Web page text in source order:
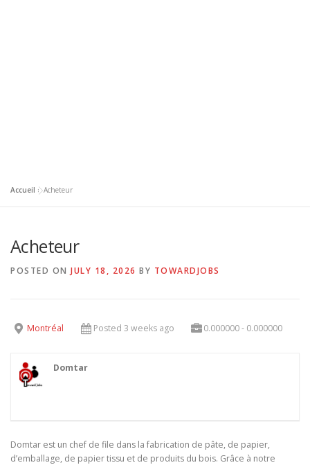
Accueil »Acheteur
Acheteur
POSTED ON JULY 18, 2026 BY TOWARDJOBS
Montréal Posted 3 weeks ago 0.000000 - 0.000000
Domtar
Domtar est un chef de file dans la fabrication de pâte, de papier,
d’emballage, de papier tissu et de produits du bois. Grâce à notre